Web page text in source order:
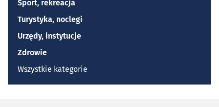
Sport, rekreacja
Turystyka, noclegi
Urzędy, instytucje
Zdrowie
Wszystkie kategorie